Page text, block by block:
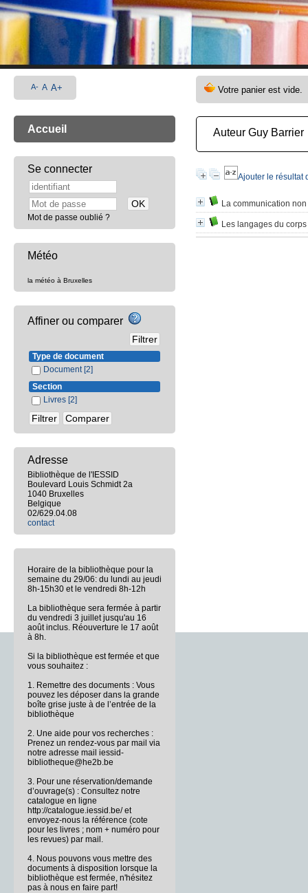
Auteur Guy Barrier
Ajouter le résultat
La communication
Les langages du
A- A A+
Accueil
Se connecter
Mot de passe oublié ?
Météo
la météo à Bruxelles
Affiner ou comparer
Type de document
Document [2]
Section
Livres [2]
Adresse
Bibliothèque de l'IESSID
Boulevard Louis Schmidt 2a
1040 Bruxelles
Belgique
02/629.04.08
contact
Horaire de la bibliothèque pour la
semaine du 29/06: du lundi au jeudi
8h-15h30 et le vendredi 8h-12h
La bibliothèque sera fermée à partir
du vendredi 3 juillet jusqu'au 16
août inclus. Réouverture le 17 août
à 8h.
Si la bibliothèque est fermée et que
vous souhaitez :
1. Remettre des documents : Vous
pouvez les déposer dans la grande
boîte grise juste à de l’entrée de la
bibliothèque
2. Une aide pour vos recherches :
Prenez un rendez-vous par mail via
notre adresse mail iessid-
bibliotheque@he2b.be
3. Pour une réservation/demande
d’ouvrage(s) : Consultez notre
catalogue en ligne
http://catalogue.iessid.be/ et
envoyez-nous la référence (cote
pour les livres ; nom + numéro pour
les revues) par mail.
4. Nous pouvons vous mettre des
documents à disposition lorsque la
bibliothèque est fermée, n'hésitez
pas à nous en faire part!